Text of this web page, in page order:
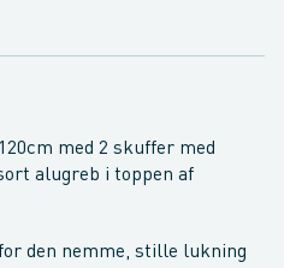
med 2 skuffer med
alugreb i toppen af
den nemme, stille lukning